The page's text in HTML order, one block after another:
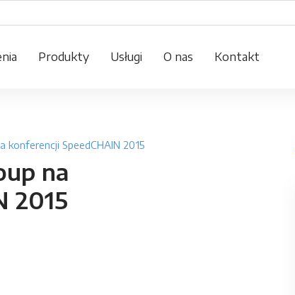
Produkty Usługi O nas Kontakt
konferencji SpeedCHAIN 2015
na
2015